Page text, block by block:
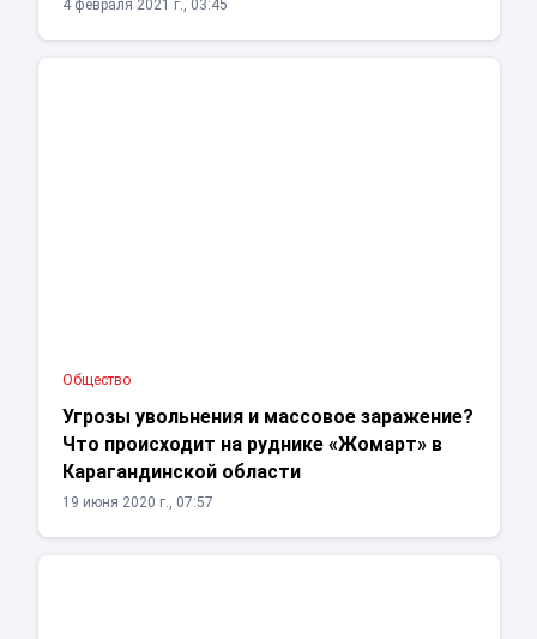
4 февраля 2021 г., 03:45
Общество
Угрозы увольнения и массовое заражение?
Что происходит на руднике «Жомарт» в
Карагандинской области
19 июня 2020 г., 07:57